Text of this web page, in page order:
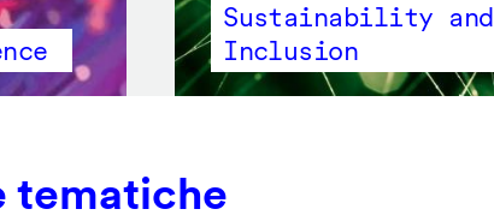
Sustainability and
Inclusion
tematiche